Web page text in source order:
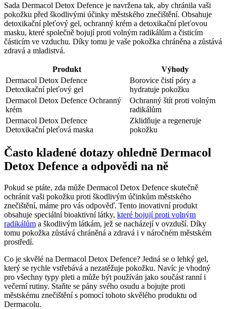
Sada Dermacol Detox Defence je navržena tak, aby chránila vaši
pokožku před škodlivými účinky městského znečištění. Obsahuje
detoxikační pleťový gel, ochranný krém a detoxikační pleťovou
masku, které společně bojují proti volným radikálům a čisticím
částicím ve vzduchu. Díky tomu je vaše pokožka chráněna a zůstává
zdravá a mladistvá.
Produkt
Výhody
Dermacol Detox Defence
Detoxikační pleťový gel
Borovice čistí póry a
hydratuje pokožku
Dermacol Detox Defence Ochranný
krém
Ochranný štít proti volným
radikálům
Dermacol Detox Defence
Detoxikační pleťová maska
Zklidňuje a regeneruje
pokožku
Často kladené dotazy ohledně Dermacol
Detox Defence a odpovědi na ně
Pokud se ptáte, zda může Dermacol Detox Defence skutečně
ochránit vaši pokožku proti škodlivým účinkům městského
znečištění, máme pro vás odpověď. Tento inovativní produkt
obsahuje speciální bioaktivní látky, které bojují proti volným
radikálům a škodlivým látkám, jež se nacházejí v ovzduší. Díky
tomu pokožka zůstává chráněná a zdravá i v náročném městském
prostředí.
Co je skvělé na Dermacol Detox Defence? Jedná se o lehký gel,
který se rychle vstřebává a nezatěžuje pokožku. Navíc je vhodný
pro všechny typy pleti a může být používán jako součást ranní i
večerní rutiny. Staňte se pány svého osudu a bojujte proti
městskému znečištění s pomocí tohoto skvělého produktu od
Dermacolu.